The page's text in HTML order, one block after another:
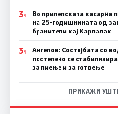
3Ч
Во прилепската касарна
на 25-годишнината од
бранители кај Карпалак
3Ч
Ангелов: Состојбата со
постепено се
за пиење и за готвење
ПРИКАЖИ